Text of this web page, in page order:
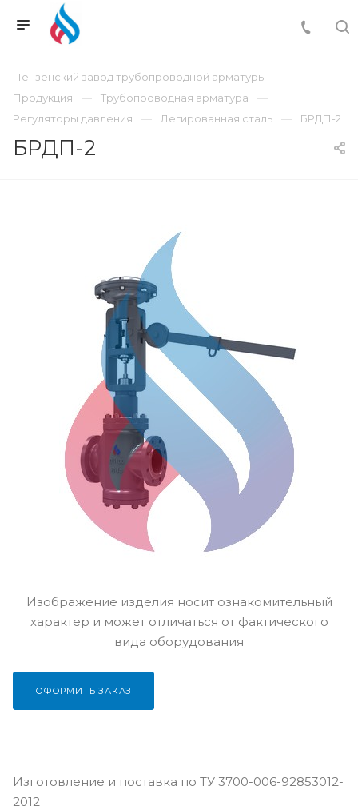
Пензенский завод трубопроводной арматуры
Продукция
Трубопроводная арматура
Регуляторы давления
Легированная сталь БРДП-2
БРДП-2
Изготовление и поставка по ТУ 3700-006-92853012-
2012
Изображение изделия носит ознакомительный
характер и может отличаться от фактического
вида оборудования
ОФОРМИТЬ ЗАКАЗ